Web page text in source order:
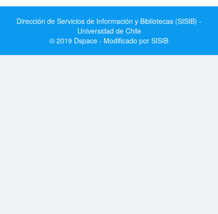
Dirección de Servicios de Información y Bibliotecas (SISIB) -
Universidad de Chile
© 2019 Dspace - Modificado por SISIB